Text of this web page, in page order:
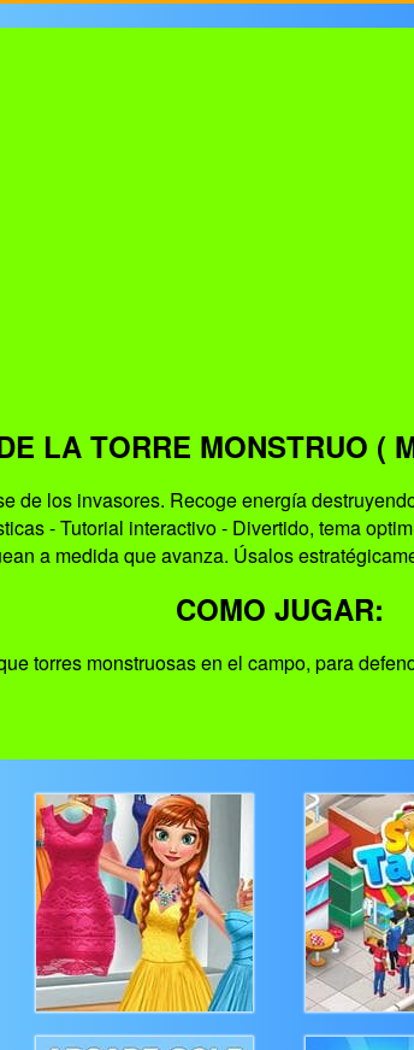
LA TORRE MONSTRUO (
de los invasores. Recoge energía
- Tutorial interactivo - Divertido, tema
a medida que avanza. Úsalos
COMO JUGAR:
torres monstruosas en el campo, para